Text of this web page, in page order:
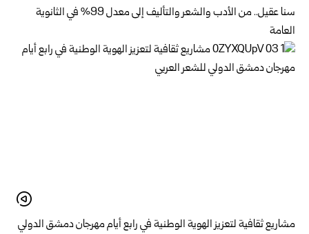
سنا عقيل.. من الأدب والشعر والتأليف إلى معدل 99% في الثانوية
العامة
مشاريع ثقافية لتعزيز الهوية الوطنية في رابع أيام مهرجان دمشق الدولي